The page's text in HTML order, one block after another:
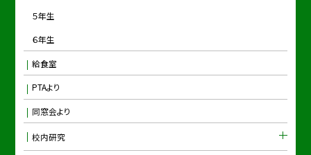
５年生
６年生
給食室
PTAより
同窓会より
校内研究